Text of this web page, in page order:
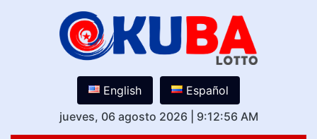
English
Español
jueves, 06 agosto 2026
9:12:56 AM